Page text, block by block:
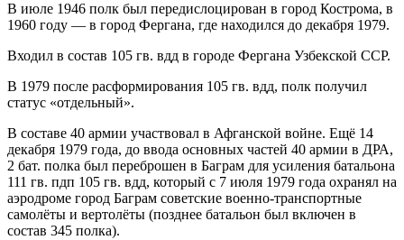
В июле 1946 полк был передислоцирован в город Кострома, в
1960 году — в город Фергана, где находился до декабря 1979.
Входил в состав 105 гв. вдд в городе Фергана Узбекской ССР.
В 1979 после расформирования 105 гв. вдд, полк получил
статус «отдельный».
В составе 40 армии участвовал в Афганской войне. Ещё 14
декабря 1979 года, до ввода основных частей 40 армии в ДРА,
2 бат. полка был переброшен в Баграм для усиления батальона
111 гв. пдп 105 гв. вдд, который с 7 июля 1979 года охранял на
аэродроме город Баграм советские военно-транспортные
самолёты и вертолёты (позднее батальон был включен в
состав 345 полка).